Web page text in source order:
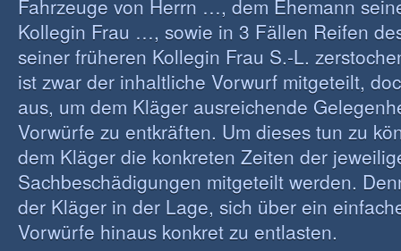
Fahrzeuge von Herrn …, dem Ehemann
Kollegin Frau …, sowie in 3 Fällen Reifen
seiner früheren Kollegin Frau S.-L.
ist zwar der inhaltliche Vorwurf mitgeteilt,
aus, um dem Kläger ausreichende
Vorwürfe zu entkräften. Um dieses tun zu
dem Kläger die konkreten Zeiten der
Sachbeschädigungen mitgeteilt werden.
der Kläger in der Lage, sich über ein
Vorwürfe hinaus konkret zu entlasten.